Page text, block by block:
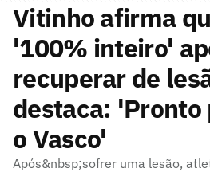
Vitinho afirma
'100% inteiro'
recuperar de
destaca: 'Pronto
o Vasco'
Após&nbsp;sofrer uma lesão,